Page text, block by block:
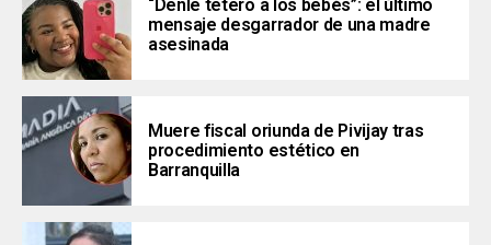
“Denle tetero a los bebés”: el último
mensaje desgarrador de una madre
asesinada
Muere fiscal oriunda de Pivijay tras
procedimiento estético en
Barranquilla